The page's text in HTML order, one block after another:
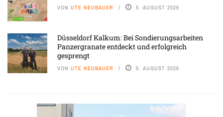
VON UTE NEUBAUER 5. AUGUST 2026
Düsseldorf Kalkum: Bei Sondierungsarbeiten
Panzergranate entdeckt und erfolgreich
gesprengt
VON UTE NEUBAUER 5. AUGUST 2026